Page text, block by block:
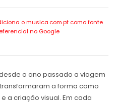
o musica.com.pt comofonte
no Google
o ano passado a viagem
a forma como
a criação visual. Em cada